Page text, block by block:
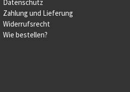
Datenschutz
Zahlung und Lieferung
Widerrufsrecht
Wie bestellen?